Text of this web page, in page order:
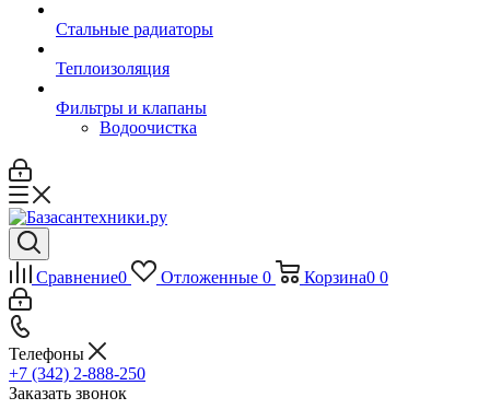
Стальные радиаторы
Теплоизоляция
Фильтры и клапаны
Водоочистка
Сравнение0 Отложенные 0 Корзина0 0
Телефоны
+7 (342) 2-888-250
Заказать звонок